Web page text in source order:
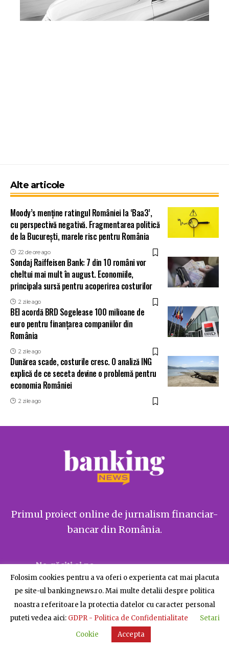
Alte articole
Moody’s menține ratingul României la ‘Baa3’,
cu perspectivă negativă. Fragmentarea politică
de la București, marele risc pentru România
22 de ore ago
Sondaj Raiffeisen Bank: 7 din 10 români vor
cheltui mai mult în august. Economiile,
principala sursă pentru acoperirea costurilor
2 zile ago
BEI acordă BRD Sogelease 100 milioane de
euro pentru finanțarea companiilor din
România
2 zile ago
Dunărea scade, costurile cresc. O analiză ING
explică de ce seceta devine o problemă pentru
economia României
2 zile ago
Primul proiect online de jurnalism financiar-
bancar din România.
Ne găsiți și pe
© BankingNews - Toate drepturile rezervate
Despre BankingNews Contact Publicitate
Folosim cookies pentru a va oferi o experienta cat mai placuta
pe site-ul bankingnews.ro. Mai multe detalii despre politica
noastra referitoare la protectia datelor cu caracter personal
puteti vedea aici: GDPR - Politica de Confidentialitate
Setari
Cookie
Accepta